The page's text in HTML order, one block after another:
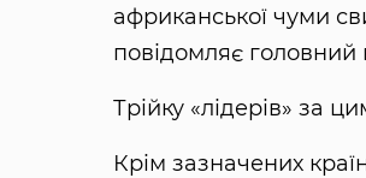
африканської чуми
повідомляє
Трійку «лідерів» за
Крім зазначених